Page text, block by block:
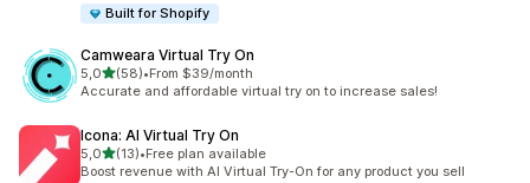
Built for Shopify
Camweara Virtual Try On
5,0de 5 estrelas
(58)
58 total de avaliações
•From $39/month
Accurate and affordable virtual try on to increase sales!
Icona: AI Virtual Try On
5,0de 5 estrelas
(13)
13 total de avaliações
•Free plan available
Boost revenue with AI Virtual Try-On for any product you sell